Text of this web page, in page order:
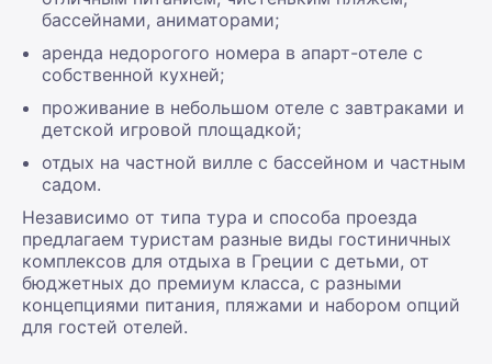
бассейнами, аниматорами;
аренда недорогого номера в апарт-отеле с
собственной кухней;
проживание в небольшом отеле с завтраками и
детской игровой площадкой;
отдых на частной вилле с бассейном и частным
садом.
Независимо от типа тура и способа проезда
предлагаем туристам разные виды гостиничных
комплексов для отдыха в Греции с детьми, от
бюджетных до премиум класса, с разными
концепциями питания, пляжами и набором опций
для гостей отелей.